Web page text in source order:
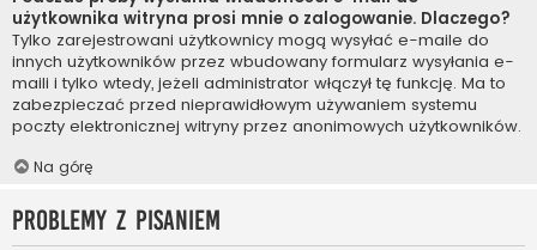
użytkownika witryna prosi mnie o zalogowanie. Dlaczego?
Tylko zarejestrowani użytkownicy mogą wysyłać e-maile do
innych użytkowników przez wbudowany formularz wysyłania e-
maili i tylko wtedy, jeżeli administrator włączył tę funkcję. Ma to
zabezpieczać przed nieprawidłowym używaniem systemu
poczty elektronicznej witryny przez anonimowych użytkowników.
Na górę
Problemy z pisaniem